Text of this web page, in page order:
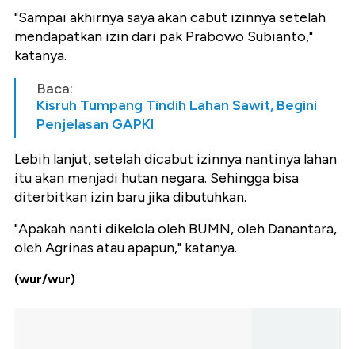
"Sampai akhirnya saya akan cabut izinnya setelah
mendapatkan izin dari pak Prabowo Subianto,"
katanya.
Baca:
Kisruh Tumpang Tindih Lahan Sawit, Begini
Penjelasan GAPKI
Lebih lanjut, setelah dicabut izinnya nantinya lahan
itu akan menjadi hutan negara. Sehingga bisa
diterbitkan izin baru jika dibutuhkan.
"Apakah nanti dikelola oleh BUMN, oleh Danantara,
oleh Agrinas atau apapun," katanya.
(wur/wur)